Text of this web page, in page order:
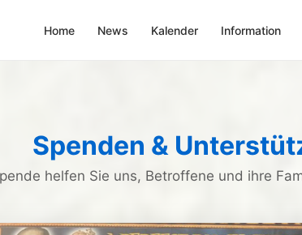
Home News Kalender Information
Spenden &
helfen Sie uns, Betroffene und ihre